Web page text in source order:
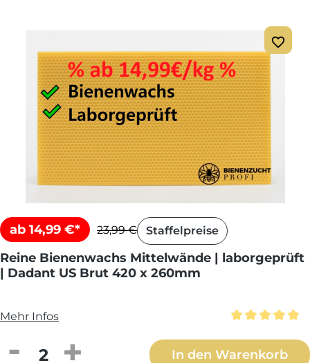
ab 14,99 €* 23,99 € Staffelpreise
Reine Bienenwachs Mittelwände | laborgeprüft
| Dadant US Brut 420 x 260mm
Mehr Infos
Produkt Anzahl: Gib den gewünschten
In den Warenkorb